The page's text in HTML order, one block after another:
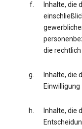
Inhalte, die
die
Inhalte, die
Inhalte, die